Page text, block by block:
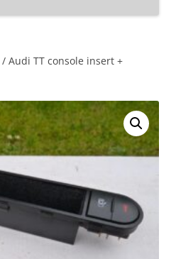
/ Audi TT console insert +